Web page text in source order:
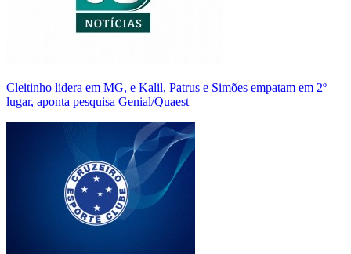
Cleitinho lidera em MG, e Kalil, Patrus e Simões empatam em 2º
lugar, aponta pesquisa Genial/Quaest